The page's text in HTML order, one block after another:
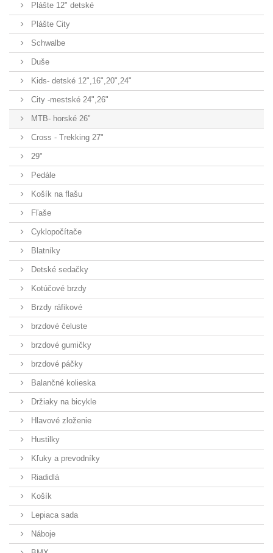
Plášte 12" detské
Plášte City
Schwalbe
Duše
Kids- detské 12",16",20",24"
City -mestské 24",26"
MTB- horské 26"
Cross - Trekking 27"
29"
Pedále
Košík na flašu
Fľaše
Cyklopočítače
Blatníky
Detské sedačky
Kotúčové brzdy
Brzdy ráfikové
brzdové čeluste
brzdové gumičky
brzdové páčky
Balančné kolieska
Držiaky na bicykle
Hlavové zloženie
Hustilky
Kľuky a prevodníky
Riadidlá
Košík
Lepiaca sada
Náboje